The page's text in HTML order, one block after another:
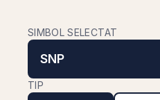
SIMBOL SELECTAT
SNP
TIP